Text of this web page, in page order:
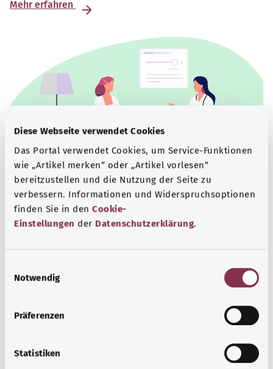
Diese Webseite verwendet Cookies
Das Portal verwendet Cookies, um Service-Funktionen
wie „Artikel merken“ oder „Artikel vorlesen“
bereitzustellen und die Nutzung der Seite zu
verbessern. Informationen und Widerspruchsoptionen
finden Sie in den Cookie-
Einstellungen der Datenschutzerklärung.
Notwendig
Präferenzen
Statistiken
Mehr erfahren
Beratung und Hilfe
Eine Auswahl verschiedener Beratungs- und
Gesundheitsthemen.
Mehr erfahren